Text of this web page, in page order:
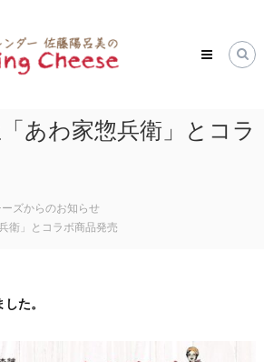
あわ家惣兵衛」とコラ
ズからのお知らせ
衛」とコラボ商品発売
た。